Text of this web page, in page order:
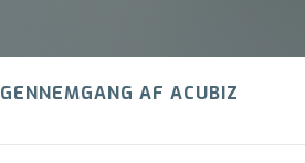
GENNEMGANG AF ACUBIZ